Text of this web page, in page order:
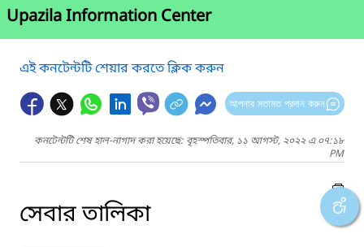
Upazila Information Center
এই কনটেন্টটি শেয়ার করতে ক্লিক করুন
আপনার মতামত প্রদান করুন
কনটেন্টটি শেষ হাল-নাগাদ করা হয়েছে: বৃহস্পতিবার, ১১ আগস্ট, ২০২২ এ ০৭:১৮
PM
সেবার তালিকা